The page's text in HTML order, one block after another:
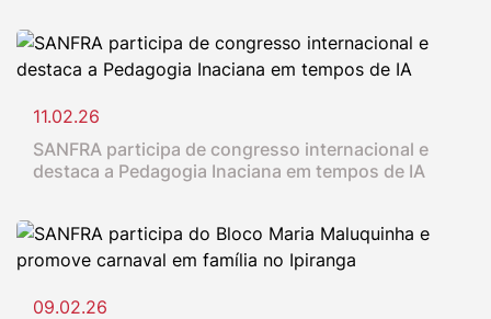
11.02.26
SANFRA participa de congresso internacional e
destaca a Pedagogia Inaciana em tempos de IA
09.02.26